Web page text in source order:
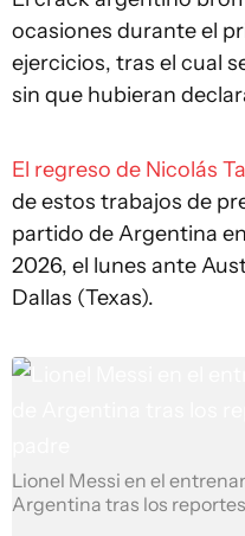
ocasiones durante el
ejercicios, tras el cual
sin que hubieran
El regreso de Nicolás
de estos trabajos de
partido de Argentina
2026, el lunes ante
Dallas (Texas).
Lionel Messi en el
Argentina tras los